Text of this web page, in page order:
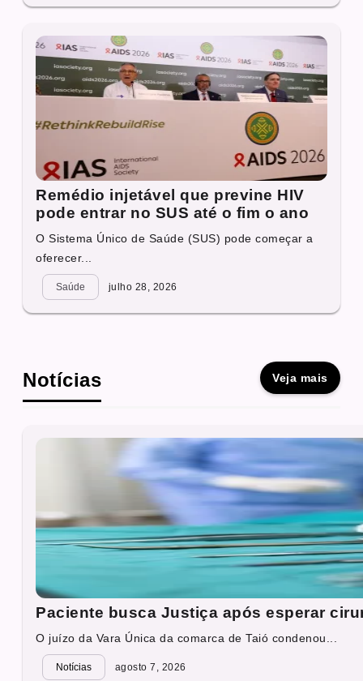
Remédio injetável que previne HIV
pode entrar no SUS até o fim o ano
O Sistema Único de Saúde (SUS) pode começar a
oferecer...
Saúde julho 28, 2026
Notícias Veja mais
Paciente busca Justiça após esperar
O juízo da Vara Única da comarca de Taió condenou...
Notícias agosto 7, 2026